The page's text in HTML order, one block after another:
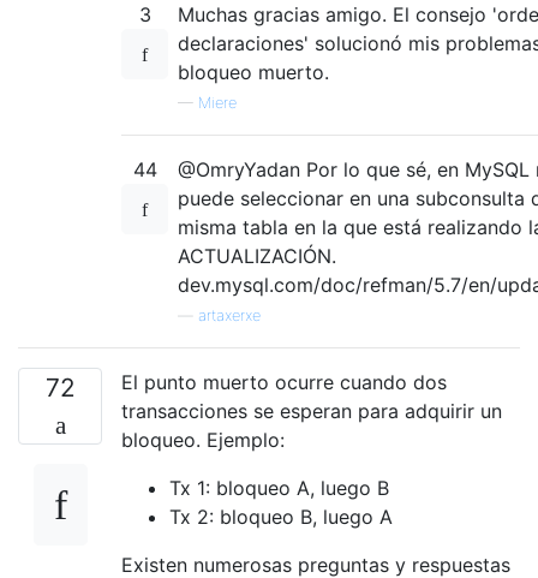
3
Muchas gracias amigo. El consejo
declaraciones' solucionó mis
bloqueo muerto.
— Miere
44
@OmryYadan Por lo que sé, en MySQL
puede seleccionar en una subconsulta
misma tabla en la que está realizando
ACTUALIZACIÓN.
dev.mysql.com/doc/refman/5.7/en/
artaxerxe
72
El punto muerto ocurre cuando dos
transacciones se esperan para adquirir un
bloqueo. Ejemplo:
Tx 1: bloqueo A, luego B
Tx 2: bloqueo B, luego A
Existen numerosas preguntas y respuestas